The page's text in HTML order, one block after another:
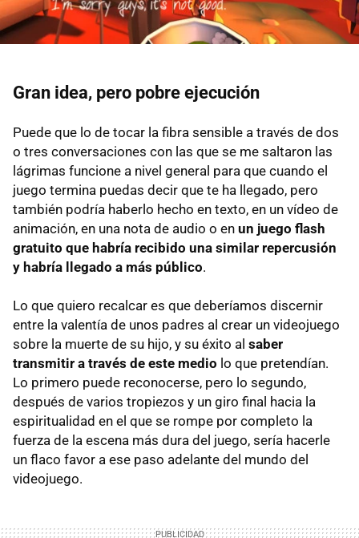
Gran idea, pero pobre ejecución
Puede que lo de tocar la fibra sensible a través de dos
o tres conversaciones con las que se me saltaron las
lágrimas funcione a nivel general para que cuando el
juego termina puedas decir que te ha llegado, pero
también podría haberlo hecho en texto, en un vídeo de
animación, en una nota de audio o en un juego flash
gratuito que habría recibido una similar repercusión
y habría llegado a más público.
Lo que quiero recalcar es que deberíamos discernir
entre la valentía de unos padres al crear un videojuego
sobre la muerte de su hijo, y su éxito al saber
transmitir a través de este medio lo que pretendían.
Lo primero puede reconocerse, pero lo segundo,
después de varios tropiezos y un giro final hacia la
espiritualidad en el que se rompe por completo la
fuerza de la escena más dura del juego, sería hacerle
un flaco favor a ese paso adelante del mundo del
videojuego.